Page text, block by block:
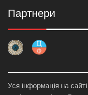
Партнери
Уся інформація на